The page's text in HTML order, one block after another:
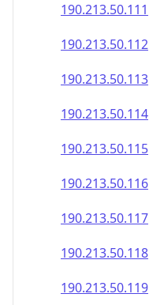
190.213.50.111
190.213.50.112
190.213.50.113
190.213.50.114
190.213.50.115
190.213.50.116
190.213.50.117
190.213.50.118
190.213.50.119